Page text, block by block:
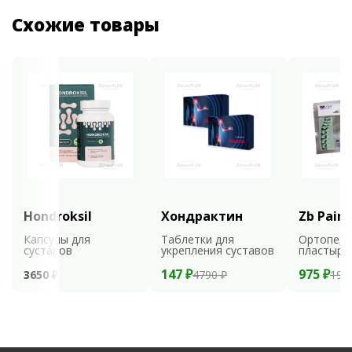
Схожие товары
Hondroksil
Капсулы для
суставов
3650 ₽
Хондрактин
Таблетки для
укрепления суставов
147 ₽4790 ₽
Zb Pain
пластыри
975 ₽